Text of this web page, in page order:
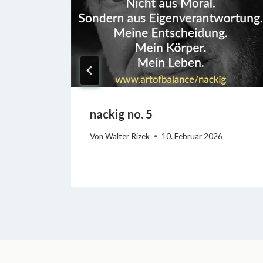
nackig no. 5
Von Walter Rizek 10. Februar 2026